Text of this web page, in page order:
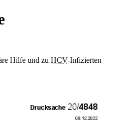
Hilfe und zu HCV-Infizierten